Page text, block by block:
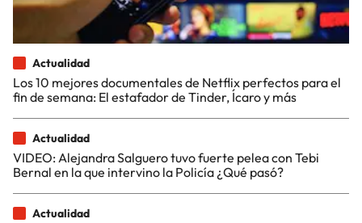
Actualidad
Los 10 mejores documentales de Netflix perfectos para el
fin de semana: El estafador de Tinder, Ícaro y más
Actualidad
VIDEO: Alejandra Salguero tuvo fuerte pelea con Tebi
Bernal en la que intervino la Policía ¿Qué pasó?
Actualidad